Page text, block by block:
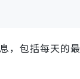
包括每天的